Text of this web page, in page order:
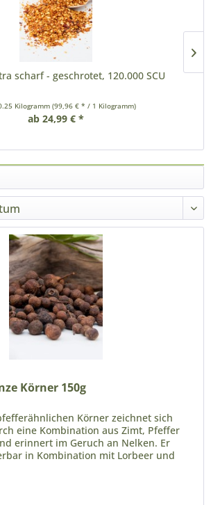
scharf - geschrotet, 120.000 SCU
Kilogramm (99,96 € * / 1 Kilogramm)
ab 24,99 € *
Körner 150g
Körner zeichnet sich
eine Kombination aus Zimt, Pfeffer
erinnert im Geruch an Nelken. Er
in Kombination mit Lorbeer und